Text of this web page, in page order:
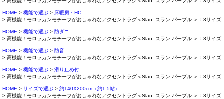
HOME 機能で選ぶ
床暖房・HC
高機能！モロッカンモチーフがおしゃれなアクセントラグ＜Slan -スラン パープル-＞：3サイズ
HOME 機能で選ぶ
防ダニ
高機能！モロッカンモチーフがおしゃれなアクセントラグ＜Slan -スラン パープル-＞：3サイズ
HOME 機能で選ぶ
防音
高機能！モロッカンモチーフがおしゃれなアクセントラグ＜Slan -スラン パープル-＞：3サイズ
HOME 機能で選ぶ
滑り止め付
高機能！モロッカンモチーフがおしゃれなアクセントラグ＜Slan -スラン パープル-＞：3サイズ
HOME サイズで選ぶ
約140X200cm（約1.5帖）
高機能！モロッカンモチーフがおしゃれなアクセントラグ＜Slan -スラン パープル-＞：3サイズ